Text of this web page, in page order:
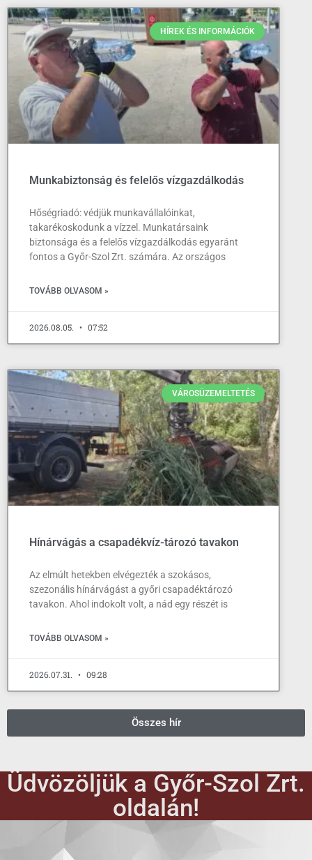
HÍREK ÉS INFORMÁCIÓK
Munkabiztonság és felelős vízgazdálkodás
Hőségriadó: védjük munkavállalóinkat,
takarékoskodunk a vízzel. Munkatársaink
biztonsága és a felelős vízgazdálkodás egyaránt
fontos a Győr-Szol Zrt. számára. Az országos
TOVÁBB OLVASOM »
2026.08.05. 07:52
VÁROSÜZEMELTETÉS
Hínárvágás a csapadékvíz-tározó tavakon
Az elmúlt hetekben elvégezték a szokásos,
szezonális hínárvágást a győri csapadéktározó
tavakon. Ahol indokolt volt, a nád egy részét is
TOVÁBB OLVASOM »
2026.07.31. 09:28
Összes hír
Üdvözöljük a Győr-Szol Zrt.
oldalán!